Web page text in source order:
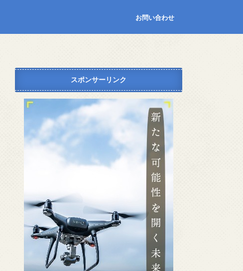
お問い合わせ
スポンサーリンク